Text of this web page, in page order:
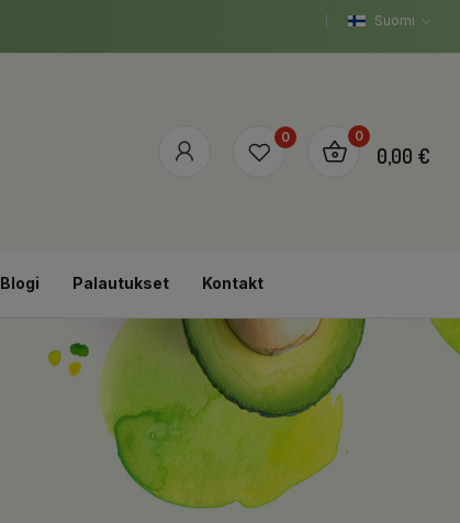
Suomi
0 0
0,00 €
Blogi Palautukset Kontakt